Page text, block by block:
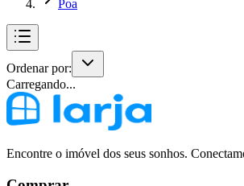
Poa
Ordenar por:
Carregando...
Encontre o imóvel dos seus sonhos.